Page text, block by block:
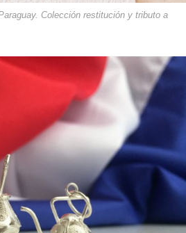
Colección restitución y tributo a